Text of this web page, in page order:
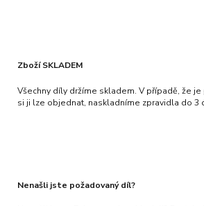
Zboží SKLADEM
Všechny díly držíme skladem. V případě, že
si ji lze objednat, naskladníme zpravidla do 3
Nenašli jste požadovaný díl?